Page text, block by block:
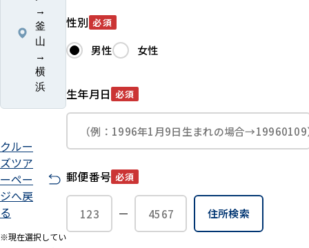
→
釜
山
→
横
浜
クルー
ズツア
ーペー
ジへ戻
る
※現在選択してい
性別 必須
男性 女性
生年月日 必須
郵便番号 必須
住所検索